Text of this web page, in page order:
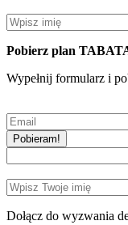
Pobierz plan
Wypełnij formularz i
Pobieram!
Dołącz do wyzwania